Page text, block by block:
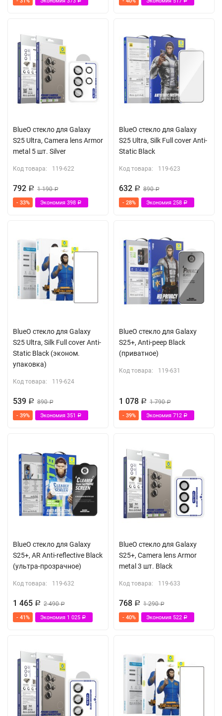
BlueO стекло для Galaxy
S25 Ultra, Camera lens Armor
metal 5 шт. Silver
Код товара: 119-622
792 Р 1 190Р
- 33% Экономия 398 Р
BlueO стекло для Galaxy
S25 Ultra, Silk Full cover Anti-
Static Black
Код товара: 119-623
632 Р 890Р
- 28% Экономия 258 Р
BlueO стекло для Galaxy
S25 Ultra, Silk Full cover Anti-
Static Black (эконом.
упаковка)
Код товара: 119-624
539 Р 890Р
- 39% Экономия 351 Р
BlueO стекло для Galaxy
S25+, Anti-peep Black
(приватное)
Код товара: 119-631
1 078 Р 1 790Р
- 39% Экономия 712 Р
BlueO стекло для Galaxy
S25+, AR Anti-reflective Black
(ультра-прозрачное)
Код товара: 119-632
1 465 Р 2 490Р
- 41% Экономия 1 025 Р
BlueO стекло для Galaxy
S25+, Camera lens Armor
metal 3 шт. Black
Код товара: 119-633
768 Р 1 290Р
- 40% Экономия 522 Р